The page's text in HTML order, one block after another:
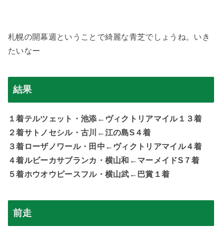
札幌の開幕週ということで綺麗な青芝でしょうね。いき
たいなー
結果
１着テルツェット・池添←ヴィクトリアマイル１３着
２着サトノセシル・古川←江の島S４着
３着ローザノワール・田中←ヴィクトリアマイル４着
４着ルビーカサブランカ・横山和←マーメイドS７着
５着ホウオウピースフル・横山武←巴賞１着
前走